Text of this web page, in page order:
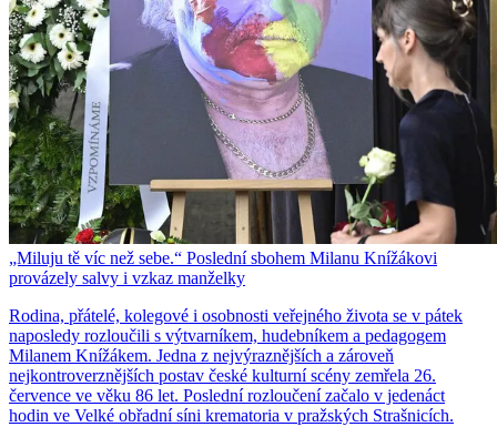
„Miluju tě víc než sebe.“ Poslední sbohem Milanu Knížákovi
provázely salvy i vzkaz manželky
Rodina, přátelé, kolegové i osobnosti veřejného života se v pátek
naposledy rozloučili s výtvarníkem, hudebníkem a pedagogem
Milanem Knížákem. Jedna z nejvýraznějších a zároveň
nejkontroverznějších postav české kulturní scény zemřela 26.
července ve věku 86 let. Poslední rozloučení začalo v jedenáct
hodin ve Velké obřadní síni krematoria v pražských Strašnicích.